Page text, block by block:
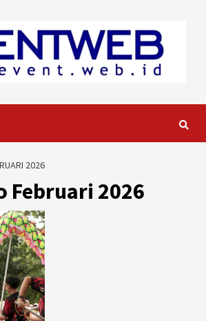
2026
Februari 2026